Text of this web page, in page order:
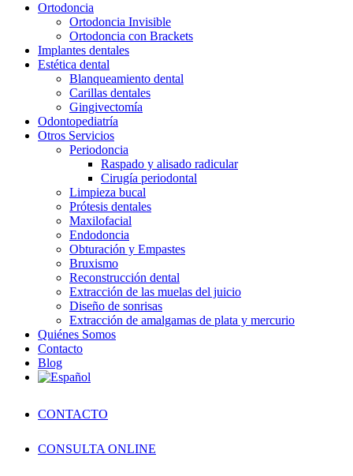
Ortodoncia
Ortodoncia Invisible
Ortodoncia con Brackets
Implantes dentales
Estética dental
Blanqueamiento dental
Carillas dentales
Gingivectomía
Odontopediatría
Otros Servicios
Periodoncia
Raspado y alisado radicular
Cirugía periodontal
Limpieza bucal
Prótesis dentales
Maxilofacial
Endodoncia
Obturación y Empastes
Bruxismo
Reconstrucción dental
Extracción de las muelas del juicio
Diseño de sonrisas
Extracción de amalgamas de plata y mercurio
Quiénes Somos
Contacto
Blog
CONTACTO
CONSULTA ONLINE